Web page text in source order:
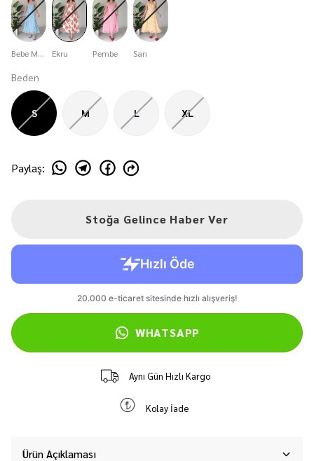
Bebe Mavi Ekru Pembe Sarı
Beden
S M L XL
Paylaş:
Stoğa Gelince Haber Ver
WHATSAPP
Aynı Gün Hızlı Kargo
Kolay İade
Ürün Açıklaması